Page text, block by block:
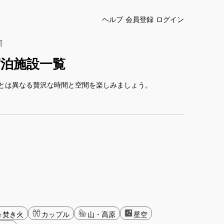
ヘルプ 会員登録 ログイン
施設一覧
異なる贅沢な時間と空間を楽しみましょう。
焚き火 カップル 山・高原
星空